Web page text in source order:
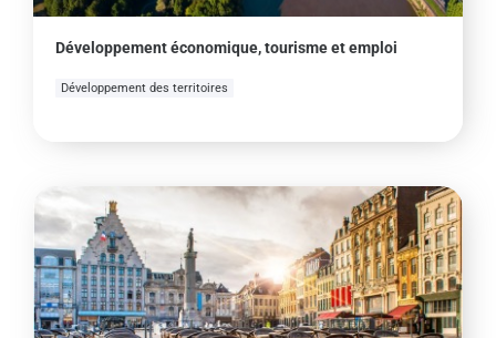
Développement économique, tourisme et emploi
Développement des territoires